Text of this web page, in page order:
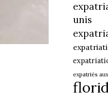
unis
expatriés